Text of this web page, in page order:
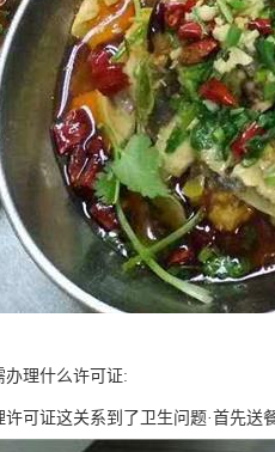
理什么许可证:
可证这关系到了卫生问题·首先